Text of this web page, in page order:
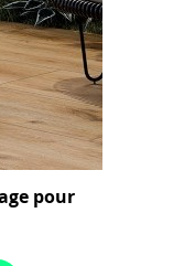
pour